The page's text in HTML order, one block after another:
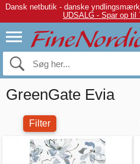
Dansk netbutik - danske
UDSALG - Spar op til
GreenGate Evia
Filter